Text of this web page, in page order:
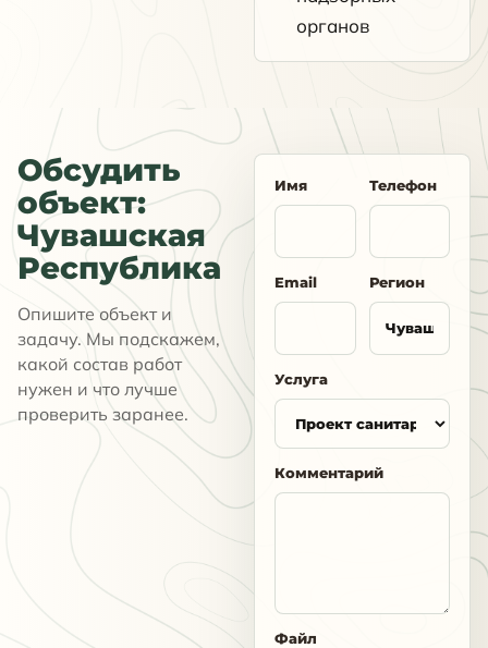
органов
Обсудить
объект:
Чувашская
Республика
Опишите объект и
задачу. Мы подскажем,
какой состав работ
нужен и что лучше
проверить заранее.
Имя Телефон
Email Регион
Услуга
Комментарий
Файл